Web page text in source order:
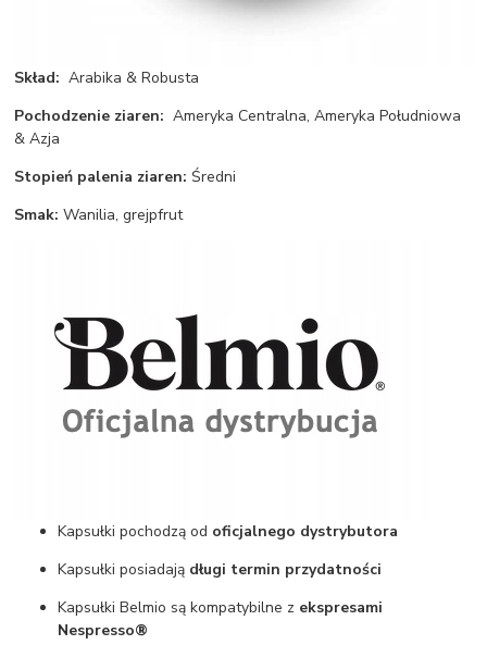
Skład:Arabika & Robusta
Pochodzenie ziaren:Ameryka Centralna, Ameryka Południowa
& Azja
Stopień palenia ziaren:Średni
Smak:Wanilia, grejpfrut
Kapsułki pochodzą od oficjalnego dystrybutora
Kapsułki posiadają długi termin przydatności
Kapsułki Belmio są kompatybilne z ekspresami
Nespresso®